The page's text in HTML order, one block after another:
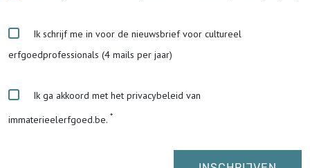
Ik schrijf me in voor de nieuwsbrief voor cultureel
erfgoedprofessionals (4 mails per jaar)
Ik ga akkoord met het privacybeleid van
immaterieelerfgoed.be.